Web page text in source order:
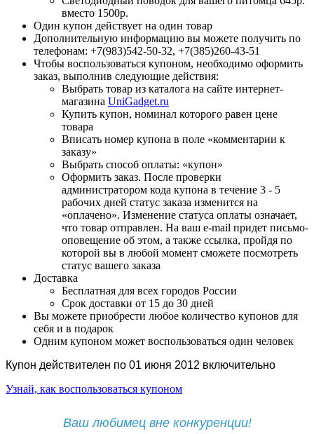
вместо 1500р.
Один купон действует на один товар
Дополнительную информацию вы можете получить по
телефонам: +7(983)542-50-32, +7(385)260-43-51
Чтобы воспользоваться купоном, необходимо оформить
заказ, выполнив следующие действия:
Выбрать товар из каталога на сайте интернет-
магазина UniGadget.ru
Купить купон, номинал которого равен цене
товара
Вписать номер купона в поле «комментарии к
заказу»
Выбрать способ оплаты: «купон»
Оформить заказ. После проверки
администратором кода купона в течение 3 - 5
рабочих дней статус заказа изменится на
«оплачено». Изменение статуса оплаты означает,
что товар отправлен. На ваш e-mail придет письмо-
оповещение об этом, а также ссылка, пройдя по
которой вы в любой момент сможете посмотреть
статус вашего заказа
Доставка
Бесплатная для всех городов России
Срок доставки от 15 до 30 дней
Вы можете приобрести любое количество купонов для
себя и в подарок
Одним купоном может воспользоваться один человек
Купон действителен по 01 июня 2012 включительно
Узнай, как воспользоваться купоном
Ваш любимец вне конкуренции!